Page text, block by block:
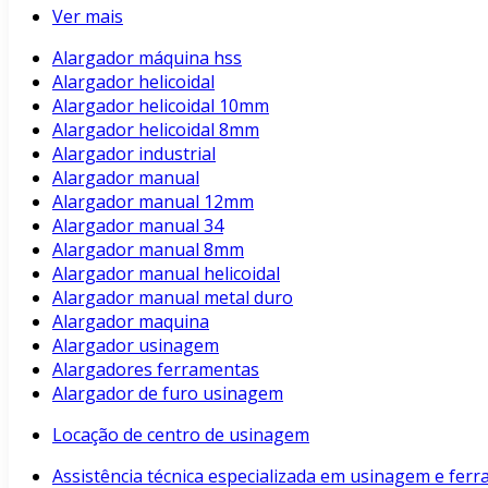
Ver mais
Alargador máquina hss
Alargador helicoidal
Alargador helicoidal 10mm
Alargador helicoidal 8mm
Alargador industrial
Alargador manual
Alargador manual 12mm
Alargador manual 34
Alargador manual 8mm
Alargador manual helicoidal
Alargador manual metal duro
Alargador maquina
Alargador usinagem
Alargadores ferramentas
Alargador de furo usinagem
Locação de centro de usinagem
Assistência técnica especializada em usinagem e